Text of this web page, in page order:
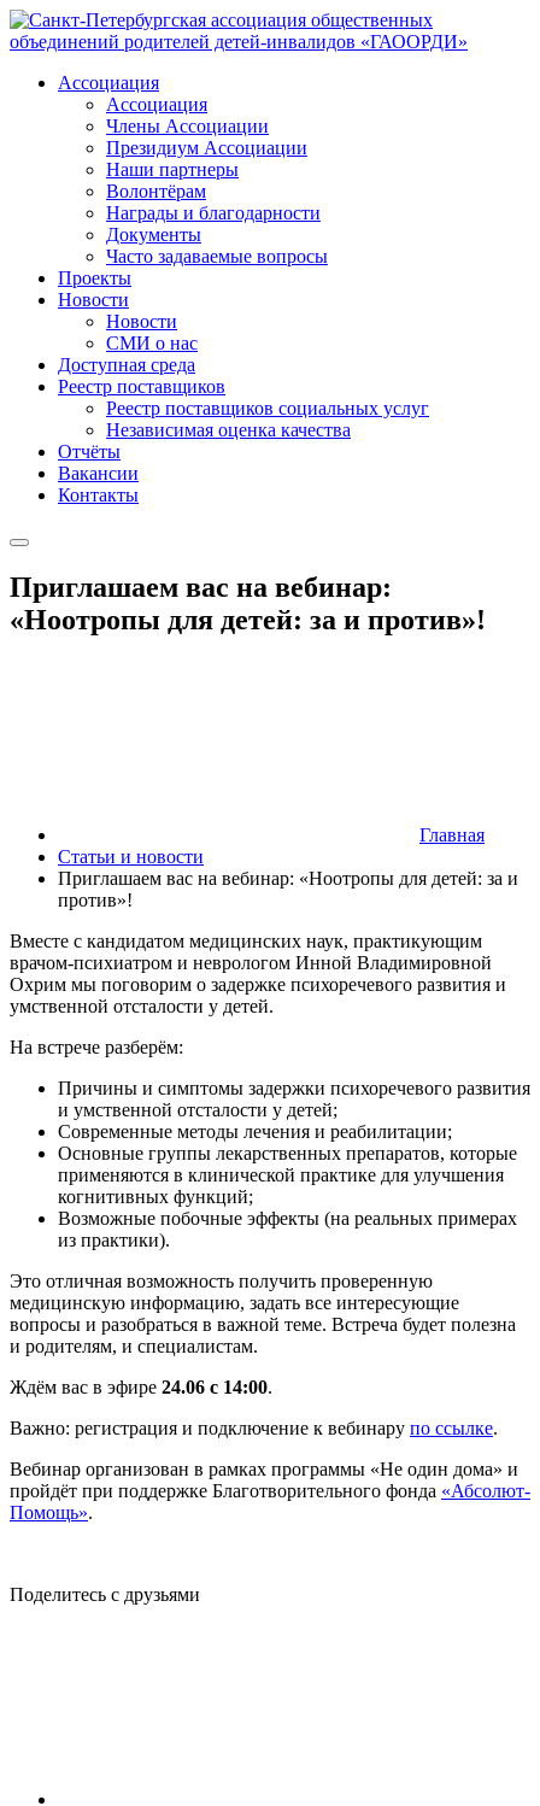
Ассоциация
Ассоциация
Члены Ассоциации
Президиум Ассоциации
Наши партнеры
Волонтёрам
Награды и благодарности
Документы
Часто задаваемые вопросы
Проекты
Новости
Новости
СМИ о нас
Доступная среда
Реестр поставщиков
Реестр поставщиков социальных услуг
Независимая оценка качества
Отчёты
Вакансии
Контакты
Приглашаем вас на вебинар:
«Ноотропы для детей: за и против»!
Главная
Статьи и новости
Приглашаем вас на вебинар: «Ноотропы для детей: за и
против»!
Вместе с кандидатом медицинских наук, практикующим
врачом-психиатром и неврологом Инной Владимировной
Охрим мы поговорим о задержке психоречевого развития и
умственной отсталости у детей.
На встрече разберём:
Причины и симптомы задержки психоречевого развития
и умственной отсталости у детей;
Современные методы лечения и реабилитации;
Основные группы лекарственных препаратов, которые
применяются в клинической практике для улучшения
когнитивных функций;
Возможные побочные эффекты (на реальных примерах
из практики).
Это отличная возможность получить проверенную
медицинскую информацию, задать все интересующие
вопросы и разобраться в важной теме. Встреча будет полезна
и родителям, и специалистам.
Ждём вас в эфире 24.06 с 14:00.
Важно: регистрация и подключение к вебинару по ссылке.
Вебинар организован в рамках программы «Не один дома» и
пройдёт при поддержке Благотворительного фонда «Абсолют-
Помощь».
Поделитесь с друзьями